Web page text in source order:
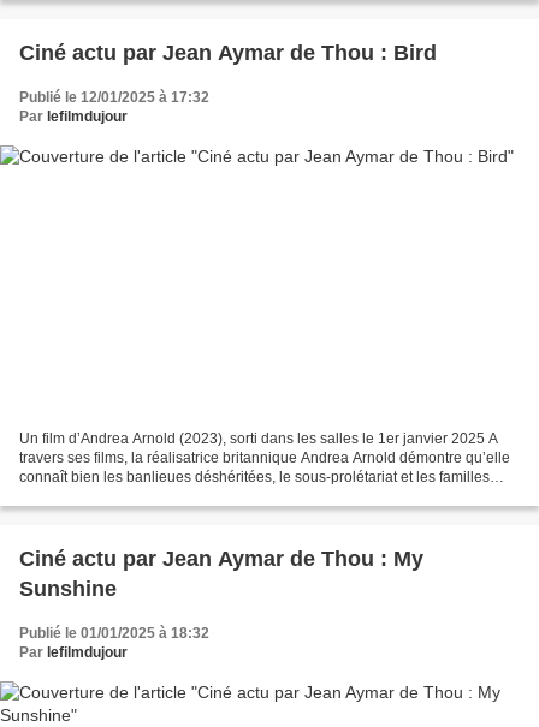
Ciné actu par Jean Aymar de Thou : Bird
Publié le 12/01/2025 à 17:32
Par lefilmdujour
Un film d’Andrea Arnold (2023), sorti dans les salles le 1er janvier 2025 A
travers ses films, la réalisatrice britannique Andrea Arnold démontre qu’elle
connaît bien les banlieues déshéritées, le sous-prolétariat et les familles
Ciné actu par Jean Aymar de Thou : My
Sunshine
Publié le 01/01/2025 à 18:32
Par lefilmdujour